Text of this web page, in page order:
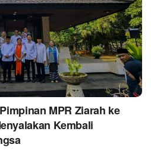
MPR Ziarah ke
Kembali